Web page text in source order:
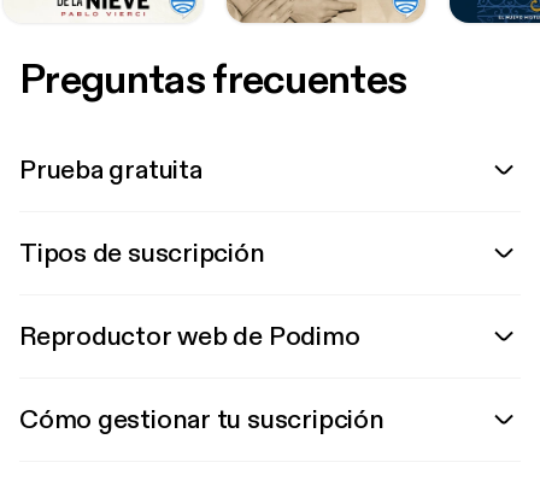
Preguntas frecuentes
Prueba gratuita
Tipos de suscripción
Reproductor web de Podimo
Cómo gestionar tu suscripción